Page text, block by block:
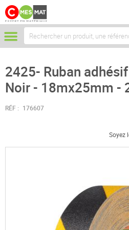
2425- Ruban
Noir - 18mx25mm -
RÉF : 176607
Soyez
Passer